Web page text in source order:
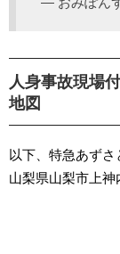
人身事故現場
地図
以下、特急あず
山梨県山梨市上神